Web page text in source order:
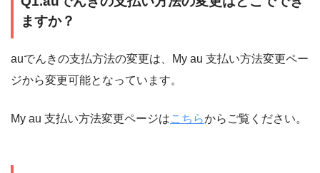
ますか？
auでんきの支払方法の変更は、My au 支払い方法変更ペー
ジから変更可能となっています。
My au 支払い方法変更ページはこちらからご覧ください。